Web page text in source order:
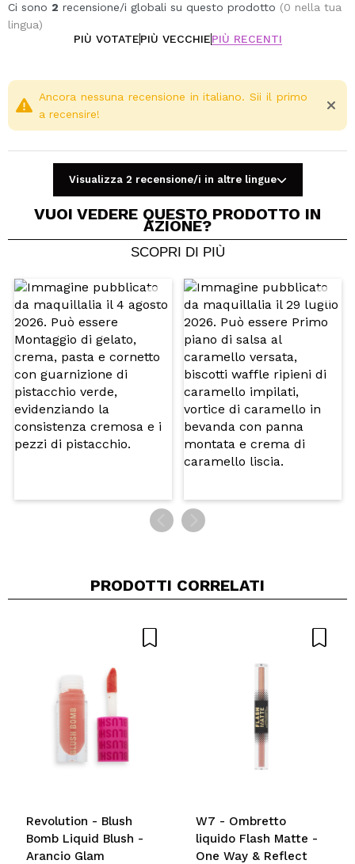
tue preferite.
Ci sono 2 recensione/i globali su questo prodotto (0 nella tua
lingua)
PIÙ VOTATEPIÙ VECCHIEPIÙ RECENTI
Condividi un video o una foto
Il tuo video potrebbe essere il primo. Immaginalo...
Consiglieresti questo acquisto? Si No
INVIA
Ancora nessuna recensione in italiano. Sii il primo
a recensire!
Visualizza 2 recensione/i in altre lingue
VUOI VEDERE QUESTO PRODOTTO IN
AZIONE?
SCOPRI DI PIÙ
PRODOTTI CORRELATI
Revolution - Blush
Bomb Liquid Blush -
Arancio Glam
W7 - Ombretto
liquido Flash Matte -
One Way & Reflect